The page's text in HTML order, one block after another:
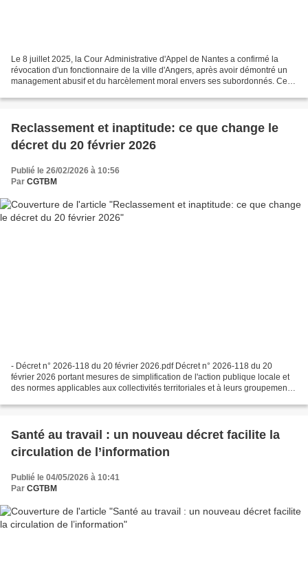
Le 8 juillet 2025, la Cour Administrative d'Appel de Nantes a confirmé la
révocation d'un fonctionnaire de la ville d'Angers, après avoir démontré un
management abusif et du harcèlement moral envers ses subordonnés. Cette
Reclassement et inaptitude: ce que change le
décret du 20 février 2026
Publié le 26/02/2026 à 10:56
Par CGTBM
- Décret n° 2026-118 du 20 février 2026.pdf Décret n° 2026-118 du 20
février 2026 portant mesures de simplification de l'action publique locale et
des normes applicables aux collectivités territoriales et à leurs groupements
Santé au travail : un nouveau décret facilite la
circulation de l’information
Publié le 04/05/2026 à 10:41
Par CGTBM